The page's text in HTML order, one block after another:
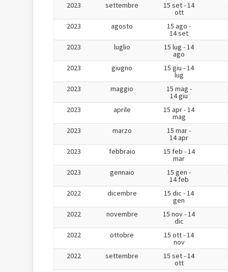
2023 settembre 15 set - 14
ott
2023 agosto 15 ago -
14 set
2023 luglio 15 lug - 14
ago
2023 giugno 15 giu - 14
lug
2023 maggio 15 mag -
14 giu
2023 aprile 15 apr - 14
mag
2023 marzo 15 mar -
14 apr
2023 febbraio 15 feb - 14
mar
2023 gennaio 15 gen -
14 feb
2022 dicembre 15 dic - 14
gen
2022 novembre 15 nov - 14
dic
2022 ottobre 15 ott - 14
nov
2022 settembre 15 set - 14
ott